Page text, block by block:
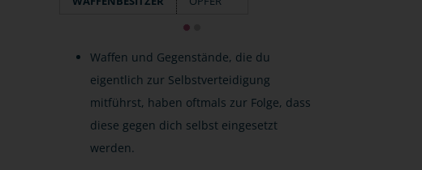
Waffen und Gegenstände, die du
eigentlich zur Selbstverteidigung
mitführst, haben oftmals zur Folge, dass
diese gegen dich selbst eingesetzt
werden.